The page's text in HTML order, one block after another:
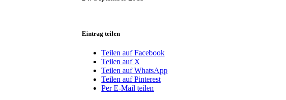
Eintrag teilen
Teilen auf Facebook
Teilen auf X
Teilen auf WhatsApp
Teilen auf Pinterest
Per E-Mail teilen